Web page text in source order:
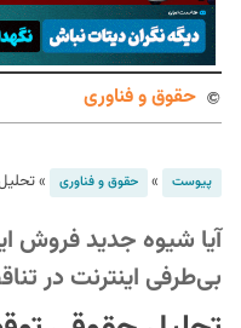
حقوق و فناوری
پیوست » حقوق و فناوری »
آیا شیوه جدید فروش
بی‌طرفی اینترنت در